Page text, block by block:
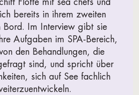
bereits in ihrem zweiten
Bord. Im Interview gibt sie
Aufgaben im SPA-Bereich,
den Behandlungen, die
sind, und spricht über
sich auf See fachlich